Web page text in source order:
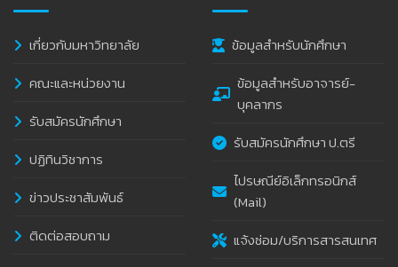
เกี่ยวกับมหาวิทยาลัย
คณะและหน่วยงาน
รับสมัครนักศึกษา
ปฏิทินวิชาการ
ข่าวประชาสัมพันธ์
ติดต่อสอบถาม
ข้อมูลสำหรับนักศึกษา
ข้อมูลสำหรับอาจารย์-
บุคลากร
รับสมัครนักศึกษา ป.ตรี
ไปรษณีย์อิเล็กทรอนิกส์
(Mail)
แจ้งซ่อม/บริการสารสนเทศ